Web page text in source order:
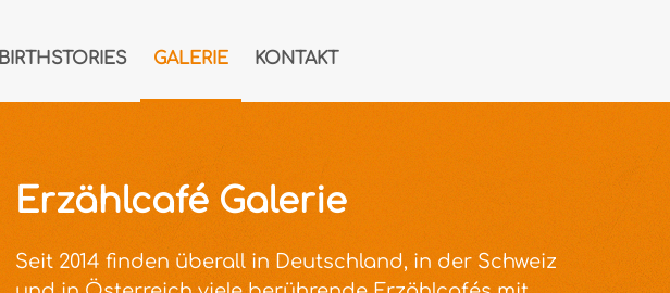
BIRTHSTORIES GALERIE KONTAKT
Erzählcafé Galerie
Seit 2014 finden überall in Deutschland, in der Schweiz